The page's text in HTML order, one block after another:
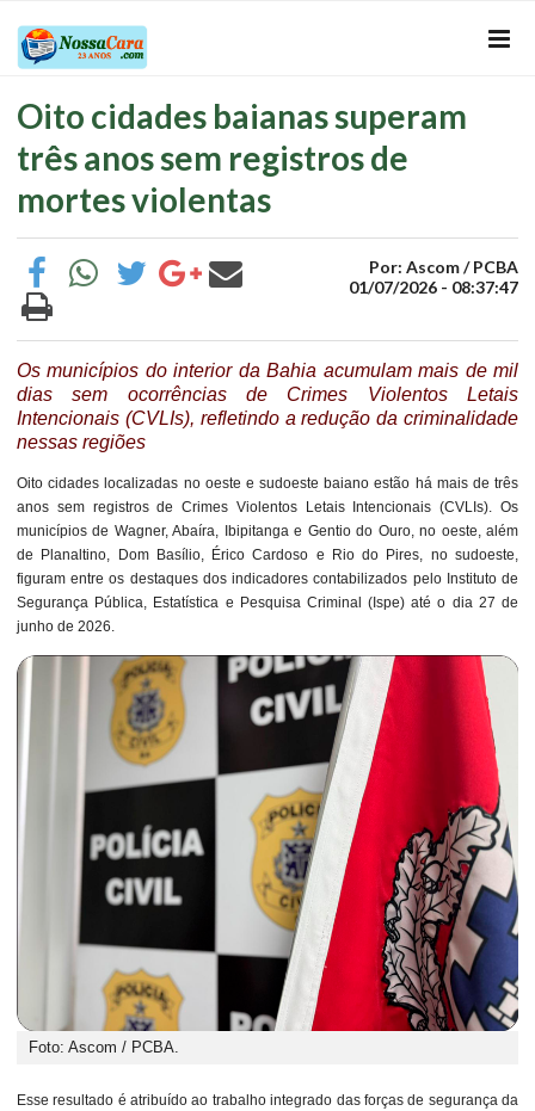
Oito cidades baianas superam
três anos sem registros de
mortes violentas
Por: Ascom / PCBA
01/07/2026 - 08:37:47
Os municípios do interior da Bahia acumulam mais de mil
dias sem ocorrências de Crimes Violentos Letais
Intencionais (CVLIs), refletindo a redução da criminalidade
nessas regiões
Oito cidades localizadas no oeste e sudoeste baiano estão há mais de três
anos sem registros de Crimes Violentos Letais Intencionais (CVLIs). Os
municípios de Wagner, Abaíra, Ibipitanga e Gentio do Ouro, no oeste, além
de Planaltino, Dom Basílio, Érico Cardoso e Rio do Pires, no sudoeste,
figuram entre os destaques dos indicadores contabilizados pelo Instituto de
Segurança Pública, Estatística e Pesquisa Criminal (Ispe) até o dia 27 de
junho de 2026.
Foto: Ascom / PCBA.
Esse resultado é atribuído ao trabalho integrado das forças de segurança da